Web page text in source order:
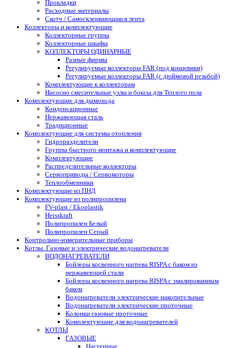
Прокладки
Расходные материалы
Скотч / Самосклеивающаяся лента
Коллекторы и комплектующие
Коллекторные группы
Коллекторные шкафы
КОЛЛЕКТОРЫ ОДИНАРНЫЕ
Разные фирмы
Регулируемые коллекторы FAR (под концевики)
Регулируемые коллекторы FAR (с дюймовой резьбой)
Комплектующие к коллекторам
Насосно смесительные узлы и боксы для Теплого пола
Комплектующие для дымохода
Конденсационные
Нержавеющая сталь
Традиционные
Комплектующие для системы отопления
Гидроразделители
Группы быстрого монтажа и комплектующие
Комплектующие
Распределительные коллекторы
Сервоприводы / Сервомоторы
Теплообменники
Комплектующие из ПНД
Комплектующие из полипропилена
FV-plast / Ekoplastik
Heisskraft
Полипропилен Белый
Полипропилен Серый
Контрольно-измерительные приборы
Котлы. Газовые и электрические водонагреватели
ВОДОНАГРЕВАТЕЛИ
Бойлеры косвенного нагрева RISPA с баком из
нержавеющей стали
Бойлеры косвенного нагрева RISPA с эмалированным
баком
Водонагреватели электрические накопительные
Водонагреватели электрические проточные
Колонки газовые проточные
Комплектующие для водонагревателей
КОТЛЫ
ГАЗОВЫЕ
Настенные